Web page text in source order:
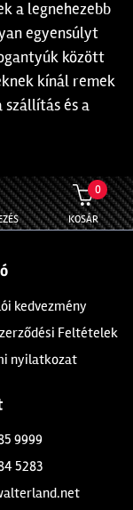
a legnehezebb
egyensúlyt
között
kínál remek
szállítás és a
0
KOSÁR
kedvezmény
Feltételek
nyilatkozat
9999
5283